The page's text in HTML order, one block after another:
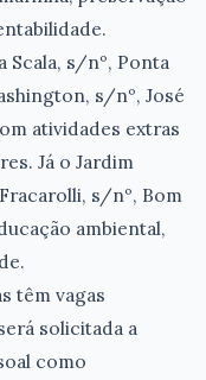
Scala, s/nº, Ponta
s/nº, José
atividades extras
Já o Jardim
s/nº, Bom
ambiental,
têm vagas
solicitada a
como